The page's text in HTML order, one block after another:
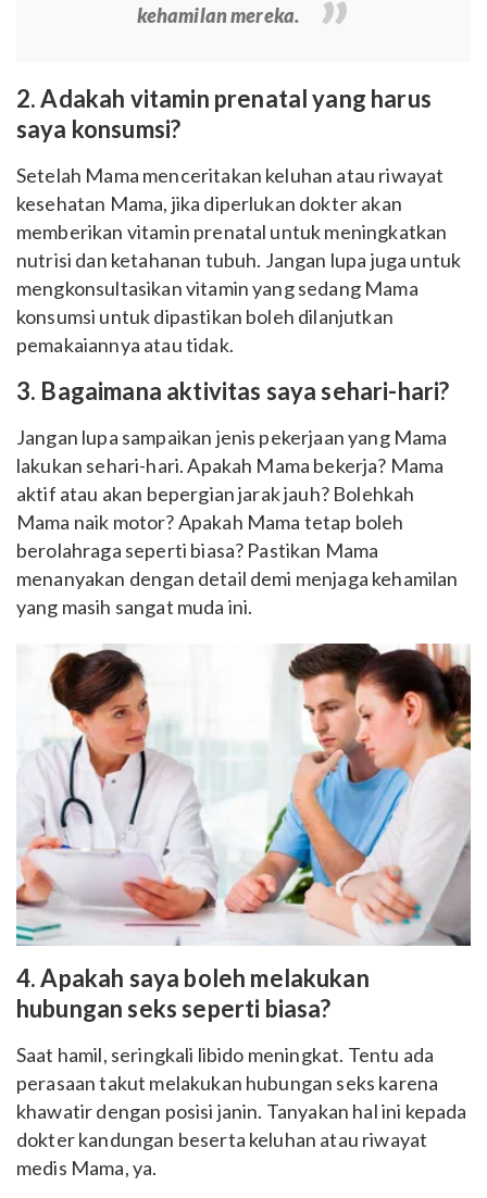
kehamilan mereka.
2. Adakah vitamin prenatal yang harus
saya konsumsi?
Setelah Mama menceritakan keluhan atau riwayat
kesehatan Mama, jika diperlukan dokter akan
memberikan vitamin prenatal untuk meningkatkan
nutrisi dan ketahanan tubuh. Jangan lupa juga untuk
mengkonsultasikan vitamin yang sedang Mama
konsumsi untuk dipastikan boleh dilanjutkan
pemakaiannya atau tidak.
3. Bagaimana aktivitas saya sehari-hari?
Jangan lupa sampaikan jenis pekerjaan yang Mama
lakukan sehari-hari. Apakah Mama bekerja? Mama
aktif atau akan bepergian jarak jauh? Bolehkah
Mama naik motor? Apakah Mama tetap boleh
berolahraga seperti biasa? Pastikan Mama
menanyakan dengan detail demi menjaga kehamilan
yang masih sangat muda ini.
4. Apakah saya boleh melakukan
hubungan seks seperti biasa?
Saat hamil, seringkali libido meningkat. Tentu ada
perasaan takut melakukan hubungan seks karena
khawatir dengan posisi janin. Tanyakan hal ini kepada
dokter kandungan beserta keluhan atau riwayat
medis Mama, ya.